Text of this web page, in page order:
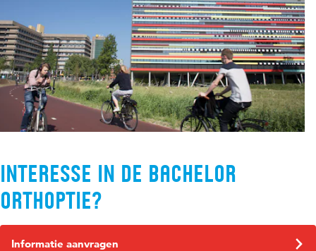
Interesse in de bachelor
Orthoptie?
Informatie aanvragen